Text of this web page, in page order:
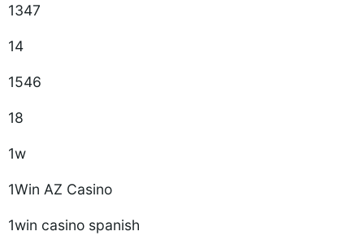
1347
14
1546
18
1w
1Win AZ Casino
1win casino spanish